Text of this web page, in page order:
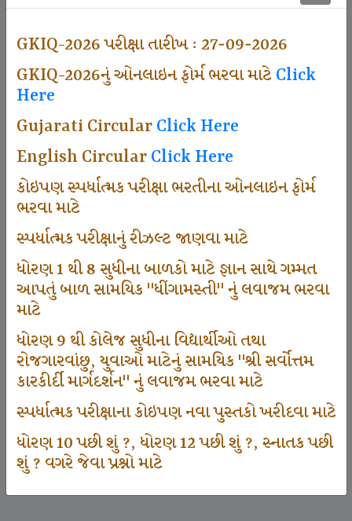
GKIQ-2026 પરીક્ષા તારીખ : 27-09-2026
GKIQ-2026નું ઓનલાઇન ફોર્મ ભરવા માટેClick
Here
Gujarati CircularClick Here
English CircularClick Here
કોઇપણ સ્પર્ધાત્મક પરીક્ષા ભરતીના ઓનલાઇન ફોર્મ
ભરવા માટે
સ્પર્ધાત્મક પરીક્ષાનું રીઝલ્ટ જાણવા માટે
ધોરણ 1 થી 8 સુધીના બાળકો માટે જ્ઞાન સાથે ગમ્મત
આપતું બાળ સામયિક "ધીંગામસ્તી" નું લવાજમ ભરવા
માટે
ધોરણ 9 થી કોલેજ સુધીના વિદ્યાર્થીઓ તથા
રોજગારવાંછુ, યુવાઓ માટેનું સામયિક "શ્રી સર્વોત્તમ
કારકીર્દી માર્ગદર્શન" નું લવાજમ ભરવા માટે
સ્પર્ધાત્મક પરીક્ષાના કોઇપણ નવા પુસ્તકો ખરીદવા માટે
ધોરણ 10 પછી શું ?, ધોરણ 12 પછી શું ?, સ્નાતક પછી
શું ? વગરે જેવા પ્રશ્નો માટે
501
Dhingamasti Subscription
671
1000
Participate School In GKIQ
125000